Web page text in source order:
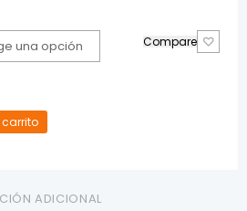
Compare
ADICIONAL